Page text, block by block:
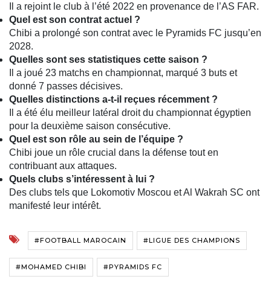
Il a rejoint le club à l’été 2022 en provenance de l’AS FAR.
Quel est son contrat actuel ?
Chibi a prolongé son contrat avec le Pyramids FC jusqu’en
2028.
Quelles sont ses statistiques cette saison ?
Il a joué 23 matchs en championnat, marqué 3 buts et
donné 7 passes décisives.
Quelles distinctions a-t-il reçues récemment ?
Il a été élu meilleur latéral droit du championnat égyptien
pour la deuxième saison consécutive.
Quel est son rôle au sein de l’équipe ?
Chibi joue un rôle crucial dans la défense tout en
contribuant aux attaques.
Quels clubs s’intéressent à lui ?
Des clubs tels que Lokomotiv Moscou et Al Wakrah SC ont
manifesté leur intérêt.
#FOOTBALL MAROCAIN #LIGUE DES CHAMPIONS
#MOHAMED CHIBI #PYRAMIDS FC